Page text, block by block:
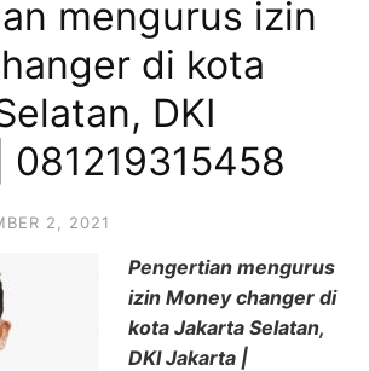
mengurus izin
di kota
DKI
081219315458
2, 2021
Pengertian mengurus
izin Money changer di
kota Jakarta Selatan,
DKI Jakarta |